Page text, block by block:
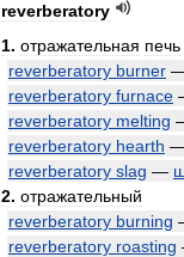
reverberatory
1. отражательная печь
reverberatory burner
reverberatory furnace
reverberatory melting
reverberatory hearth
reverberatory slag —
2. отражательный
reverberatory burning
reverberatory roasting